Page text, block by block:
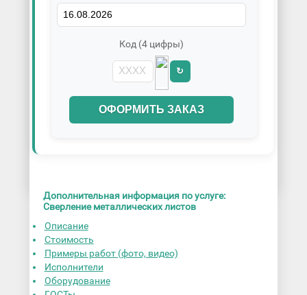
Код (4 цифры)
↻
ОФОРМИТЬ ЗАКАЗ
Дополнительная информация по услуге:
Сверление металлических листов
Описание
Стоимость
Примеры работ (фото, видео)
Исполнители
Оборудование